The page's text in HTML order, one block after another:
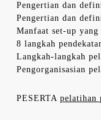
Pengertian dan
Pengertian dan
Manfaat set-up yang
8 langkah
Langkah-langkah
Pengorganisasian
PESERTA pelatihan